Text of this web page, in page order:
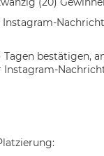
bestätigen,